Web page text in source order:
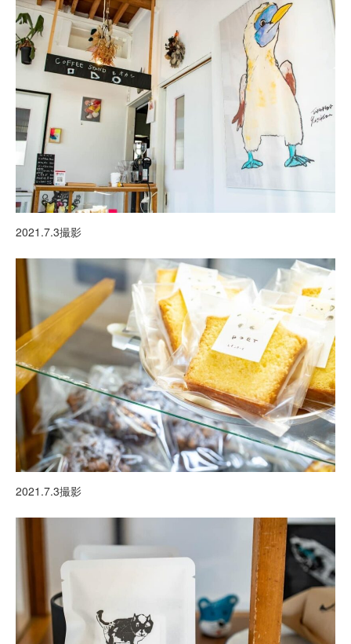
2021.7.3撮影
2021.7.3撮影